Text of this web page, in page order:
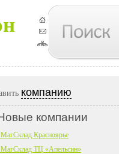
компанию
компании
Красноярье
МагСклад ТЦ «Апельсин»